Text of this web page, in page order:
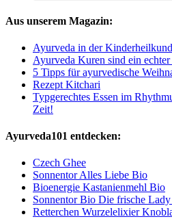
Aus unserem Magazin:
Ayurveda in der
Ayurveda Kuren sind ein
5 Tipps für ayurvedische
Rezept Kitchari
Typgerechtes Essen im
Zeit!
Ayurveda101 entdecken:
Czech Ghee
Sonnentor Alles Liebe Bio
Bioenergie Kastanienmehl Bio
Sonnentor Bio Die frische Lady
Retterchen Wurzelelixier